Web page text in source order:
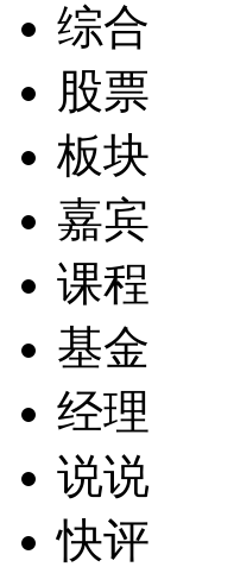
综合
股票
板块
嘉宾
课程
基金
经理
说说
快评